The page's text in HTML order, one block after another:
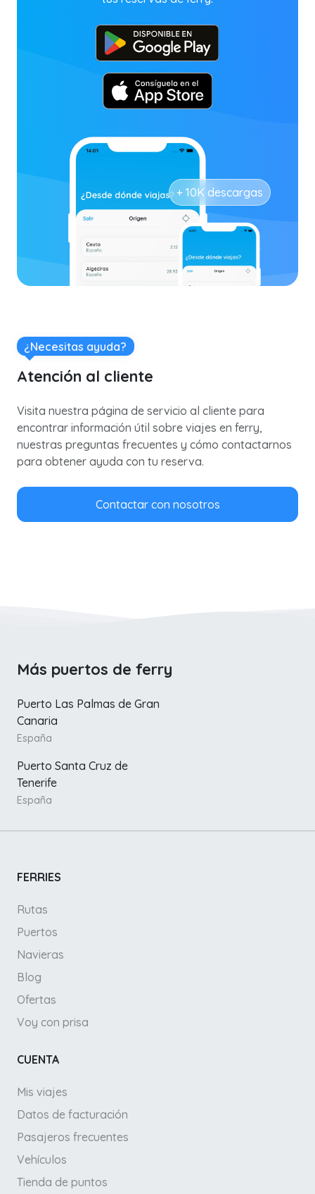
+ 10K descargas
¿Necesitas ayuda?
Atención al cliente
Visita nuestra página de servicio al cliente para
encontrar información útil sobre viajes en ferry,
nuestras preguntas frecuentes y cómo contactarnos
para obtener ayuda con tu reserva.
Contactar con nosotros
Más puertos de ferry
Puerto Las Palmas de Gran
Canaria
España
Puerto Santa Cruz de
Tenerife
España
FERRIES
Rutas
Puertos
Navieras
Blog
Ofertas
Voy con prisa
CUENTA
Mis viajes
Datos de facturación
Pasajeros frecuentes
Vehículos
Tienda de puntos